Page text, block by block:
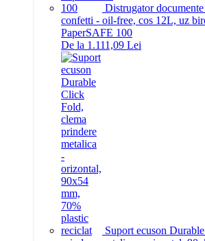
Distrugator
confetti - oil-free, cos 12L, uz
PaperSAFE 100
De la 1.111,09 Lei
Suport ecuson